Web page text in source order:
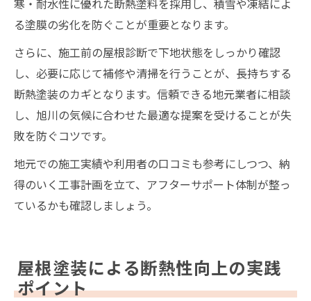
寒・耐水性に優れた断熱塗料を採用し、積雪や凍結によ
る塗膜の劣化を防ぐことが重要となります。
さらに、施工前の屋根診断で下地状態をしっかり確認
し、必要に応じて補修や清掃を行うことが、長持ちする
断熱塗装のカギとなります。信頼できる地元業者に相談
し、旭川の気候に合わせた最適な提案を受けることが失
敗を防ぐコツです。
地元での施工実績や利用者の口コミも参考にしつつ、納
得のいく工事計画を立て、アフターサポート体制が整っ
ているかも確認しましょう。
屋根塗装による断熱性向上の実践
ポイント